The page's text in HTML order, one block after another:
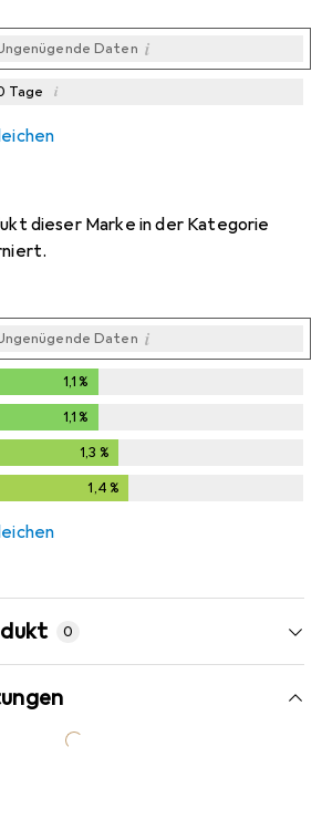
Daten i
Tage i
dieser Marke in der Kategorie
Daten i
1,1 %
1,1 %
1,3 %
1,4 %
0